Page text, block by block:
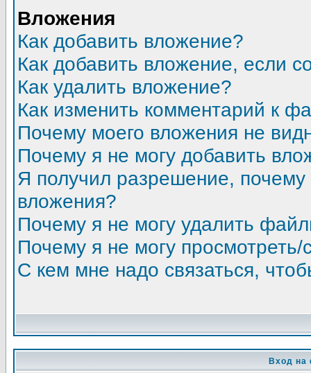
Вложения
Как добавить вложение?
Как добавить вложение, если
Как удалить вложение?
Как изменить комментарий к
Почему моего вложения не
Почему я не могу добавить
Я получил разрешение,
вложения?
Почему я не могу удалить
Почему я не могу просмотреть/
С кем мне надо связаться,
Вход на